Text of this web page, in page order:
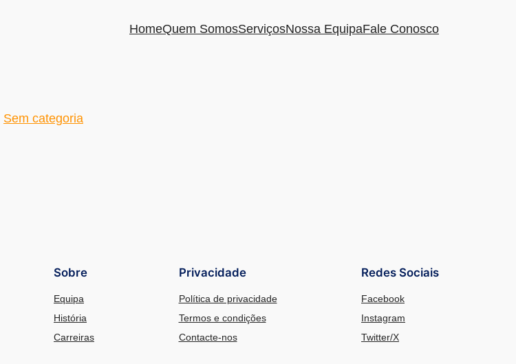
HomeQuem SomosServiçosNossa EquipaFale Conosco
Sem categoria
Sobre
Equipa
História
Carreiras
Privacidade
Política de privacidade
Termos e condições
Contacte-nos
Redes Sociais
Facebook
Instagram
Twitter/X